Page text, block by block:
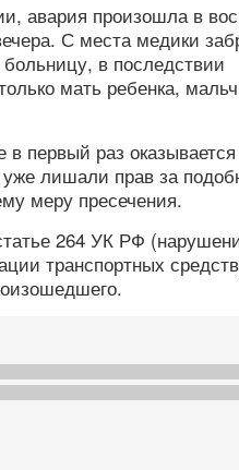
авария произошла в
С места медики
в последствии
мать ребенка,
первый раз
уже лишали прав за
меру пресечения.
264 УК РФ
транспортных